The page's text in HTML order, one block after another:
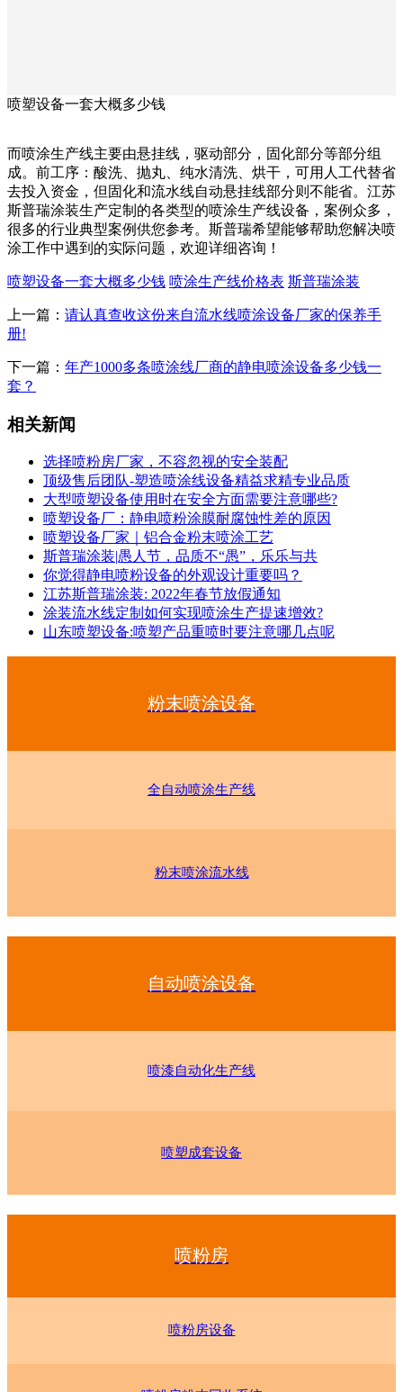
喷塑设备一套大概多少钱
而喷涂生产线主要由悬挂线，驱动部分，固化部分等部分组
成。前工序：酸洗、抛丸、纯水清洗、烘干，可用人工代替省
去投入资金，但固化和流水线自动悬挂线部分则不能省。江苏
斯普瑞涂装生产定制的各类型的喷涂生产线设备，案例众多，
很多的行业典型案例供您参考。斯普瑞希望能够帮助您解决喷
涂工作中遇到的实际问题，欢迎详细咨询！
喷塑设备一套大概多少钱 喷涂生产线价格表 斯普瑞涂装
上一篇： 请认真查收这份来自流水线喷涂设备厂家的保养手
册!
下一篇： 年产1000多条喷涂线厂商的静电喷涂设备多少钱一
套？
相关新闻
选择喷粉房厂家，不容忽视的安全装配
顶级售后团队-塑造喷涂线设备精益求精专业品质
大型喷塑设备使用时在安全方面需要注意哪些?
喷塑设备厂：静电喷粉涂膜耐腐蚀性差的原因
喷塑设备厂家｜铝合金粉末喷涂工艺
斯普瑞涂装|愚人节，品质不“愚”，乐乐与共
你觉得静电喷粉设备的外观设计重要吗？
江苏斯普瑞涂装: 2022年春节放假通知
涂装流水线定制如何实现喷涂生产提速增效?
山东喷塑设备:喷塑产品重喷时要注意哪几点呢
粉末喷涂设备
全自动喷涂生产线
粉末喷涂流水线
自动喷涂设备
喷漆自动化生产线
喷塑成套设备
喷粉房
喷粉房设备